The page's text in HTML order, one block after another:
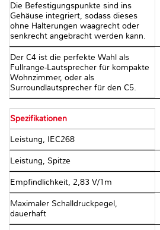
Die Befestigungspunkte sind ins
Gehäuse integriert, sodass dieses
ohne Halterungen waagrecht oder
senkrecht angebracht werden kann.
Der C4 ist die perfekte Wahl als
Fullrange-Lautsprecher für kompakte
Wohnzimmer, oder als
Surroundlautsprecher für den C5.
Spezifikationen
Leistung, IEC268
Leistung, Spitze
Empfindlichkeit, 2,83 V/1m
Maximaler Schalldruckpegel,
dauerhaft